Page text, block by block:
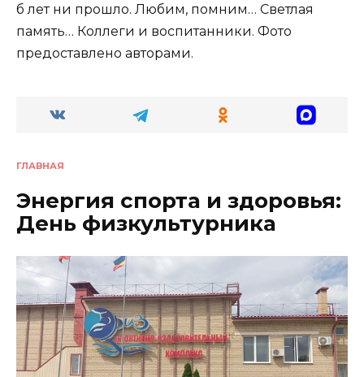
б лет ни прошло. Любим, помним… Светлая
память… Коллеги и воспитанники. Фото
предоставлено авторами.
ГЛАВНАЯ
Энергия спорта и здоровья:
День физкультурника